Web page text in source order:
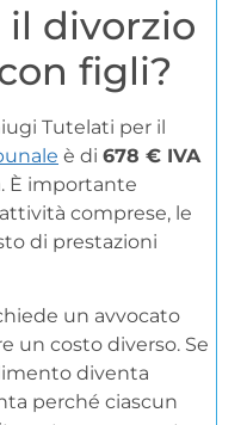
il divorzio
figli?
Tutelati per il
è di 678 € IVA
. È importante
comprese, le
di prestazioni
un avvocato
un costo diverso. Se
diventa
perché ciascun